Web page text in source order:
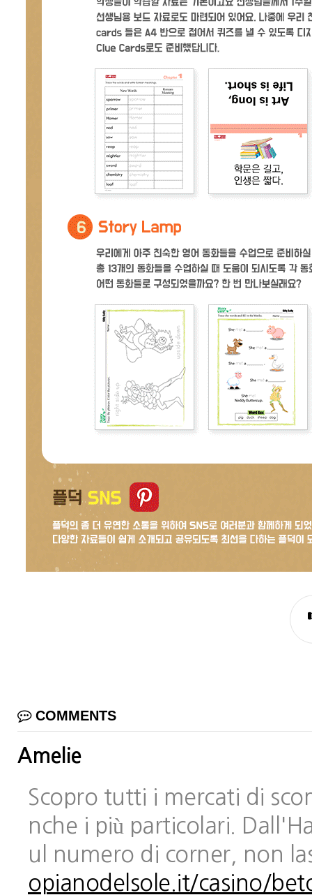
COMMENTS
Amelie
Scopro tutti i mercati di
nche i più particolari.
ul numero di corner, non
opianodelsole.it/casino/